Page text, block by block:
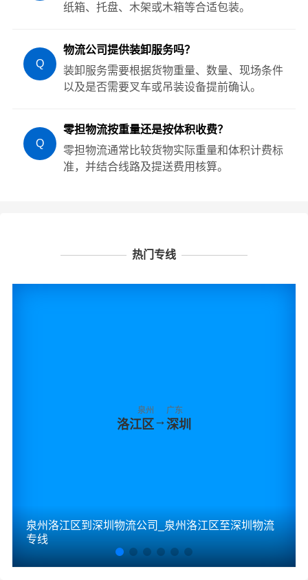
纸箱、托盘、木架或木箱等合适包装。
Q
物流公司提供装卸服务吗？
装卸服务需要根据货物重量、数量、现场条件
以及是否需要叉车或吊装设备提前确认。
Q
零担物流按重量还是按体积收费？
零担物流通常比较货物实际重量和体积计费标
准，并结合线路及提送费用核算。
热门专线
泉州
洛江区→
广东
深圳
泉州洛江区到深圳物流公司_泉州洛江区至深圳物流
专线